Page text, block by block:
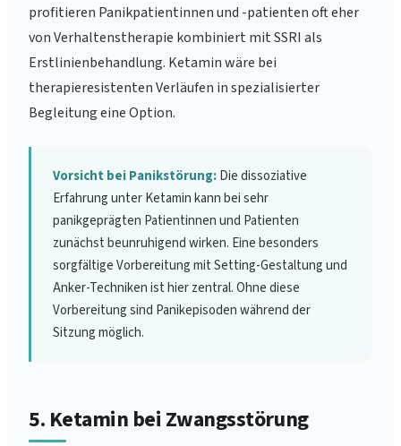
profitieren Panikpatientinnen und -patienten oft eher
von Verhaltenstherapie kombiniert mit SSRI als
Erstlinienbehandlung. Ketamin wäre bei
therapieresistenten Verläufen in spezialisierter
Begleitung eine Option.
Vorsicht bei Panikstörung:Die dissoziative
Erfahrung unter Ketamin kann bei sehr
panikgeprägten Patientinnen und Patienten
zunächst beunruhigend wirken. Eine besonders
sorgfältige Vorbereitung mit Setting-Gestaltung und
Anker-Techniken ist hier zentral. Ohne diese
Vorbereitung sind Panikepisoden während der
Sitzung möglich.
5. Ketamin bei Zwangsstörung